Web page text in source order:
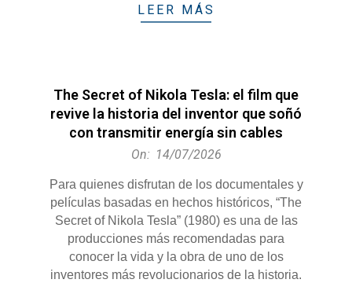
LEER MÁS
The Secret of Nikola Tesla: el film que
revive la historia del inventor que soñó
con transmitir energía sin cables
14
On: 14/07/2026
Para quienes disfrutan de los documentales y
películas basadas en hechos históricos, “The
Secret of Nikola Tesla” (1980) es una de las
producciones más recomendadas para
conocer la vida y la obra de uno de los
inventores más revolucionarios de la historia.